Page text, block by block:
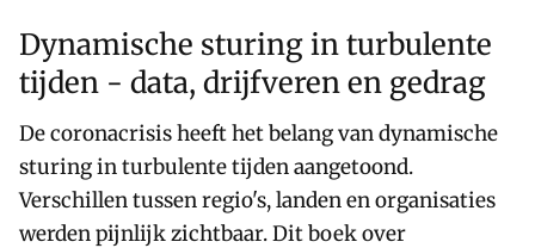
Dynamische sturing in turbulente
tijden - data, drijfveren en gedrag
De coronacrisis heeft het belang van dynamische
sturing in turbulente tijden aangetoond.
Verschillen tussen regio's, landen en organisaties
werden pijnlijk zichtbaar. Dit boek over